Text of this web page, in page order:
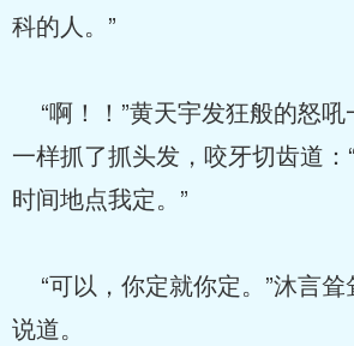
科的人。”
“啊！！”黄天宇发狂般的怒
一样抓了抓头发，咬牙切齿道
时间地点我定。”
“可以，你定就你定。”沐言
说道。